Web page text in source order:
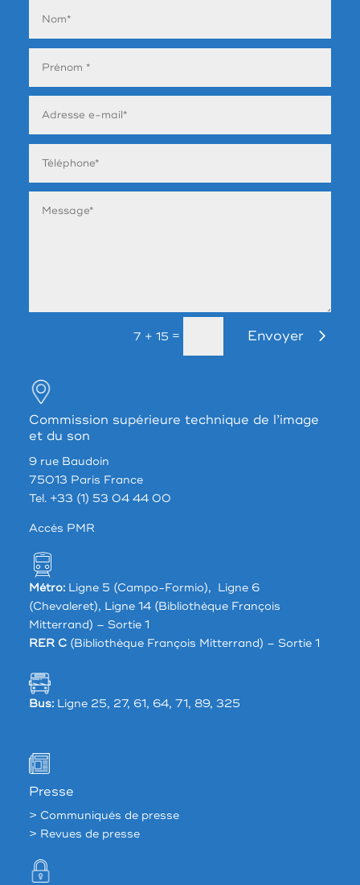
7 + 15 = Envoyer
Commission supérieure technique de l’image
et du son
9 rue Baudoin
75013 Paris France
Tel. +33 (1) 53 04 44 00
Accés PMR
Métro:Ligne 5 (Campo-Formio), Ligne 6
(Chevaleret), Ligne 14 (Bibliothèque François
Mitterrand) – Sortie 1
RER C(Bibliothèque François Mitterrand) – Sortie 1
Bus:Ligne 25, 27, 61, 64, 71, 89, 325
Presse
> Communiqués de presse
> Revues de presse